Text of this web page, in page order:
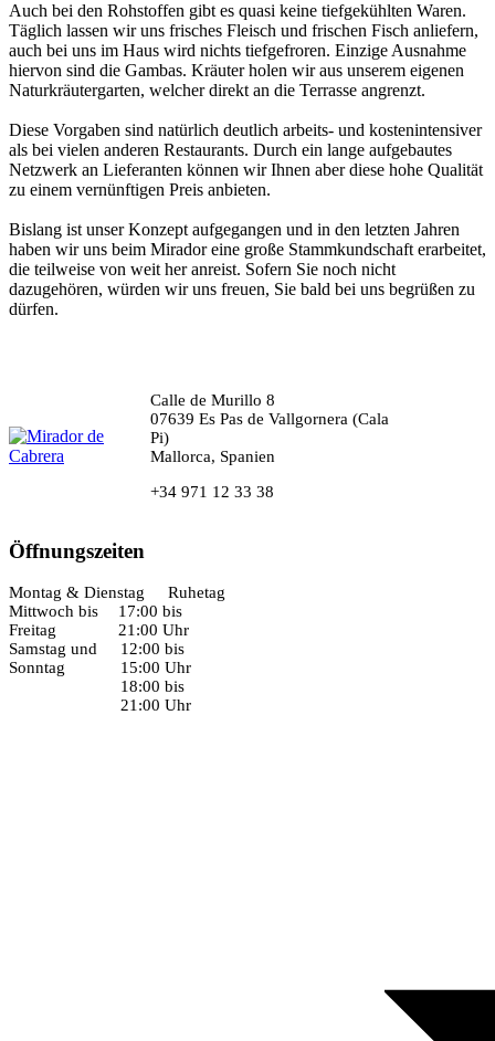
Auch bei den Rohstoffen gibt es quasi keine tiefgekühlten Waren.
Täglich lassen wir uns frisches Fleisch und frischen Fisch anliefern,
auch bei uns im Haus wird nichts tiefgefroren. Einzige Ausnahme
hiervon sind die Gambas. Kräuter holen wir aus unserem eigenen
Naturkräutergarten, welcher direkt an die Terrasse angrenzt.
Diese Vorgaben sind natürlich deutlich arbeits- und kostenintensiver
als bei vielen anderen Restaurants. Durch ein lange aufgebautes
Netzwerk an Lieferanten können wir Ihnen aber diese hohe Qualität
zu einem vernünftigen Preis anbieten.
Bislang ist unser Konzept aufgegangen und in den letzten Jahren
haben wir uns beim Mirador eine große Stammkundschaft erarbeitet,
die teilweise von weit her anreist. Sofern Sie noch nicht
dazugehören, würden wir uns freuen, Sie bald bei uns begrüßen zu
dürfen.
Calle de Murillo 8
07639 Es Pas de Vallgornera (Cala
Pi)
Mallorca, Spanien
+34 971 12 33 38
Öffnungszeiten
Montag & Dienstag
Ruhetag
Mittwoch bis
Freitag
17:00 bis
21:00 Uhr
Samstag und
Sonntag
12:00 bis
15:00 Uhr
18:00 bis
21:00 Uhr